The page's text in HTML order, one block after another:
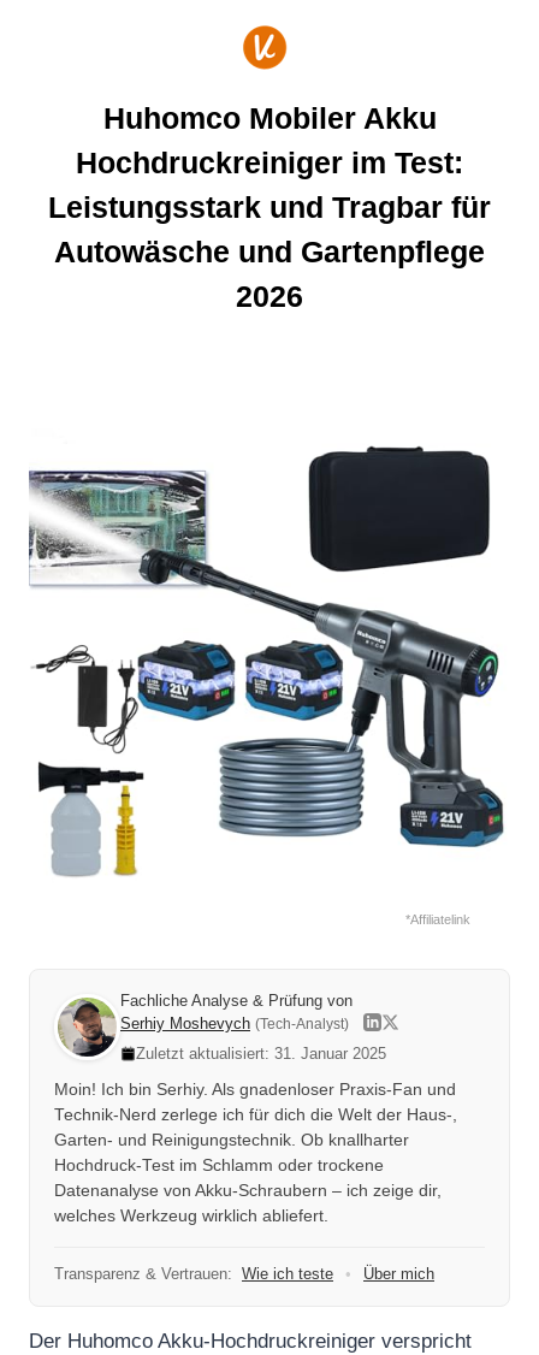
Huhomco Mobiler Akku
Hochdruckreiniger im Test:
Leistungsstark und Tragbar für
Autowäsche und Gartenpflege
2026
*Affiliatelink
Fachliche Analyse & Prüfung von
Serhiy Moshevych (Tech-Analyst)
Zuletzt aktualisiert: 31. Januar 2025
Moin! Ich bin Serhiy. Als gnadenloser Praxis-Fan und
Technik-Nerd zerlege ich für dich die Welt der Haus-,
Garten- und Reinigungstechnik. Ob knallharter
Hochdruck-Test im Schlamm oder trockene
Datenanalyse von Akku-Schraubern – ich zeige dir,
welches Werkzeug wirklich abliefert.
Transparenz & Vertrauen: Wie ich teste • Über mich
Der Huhomco Akku-Hochdruckreiniger verspricht